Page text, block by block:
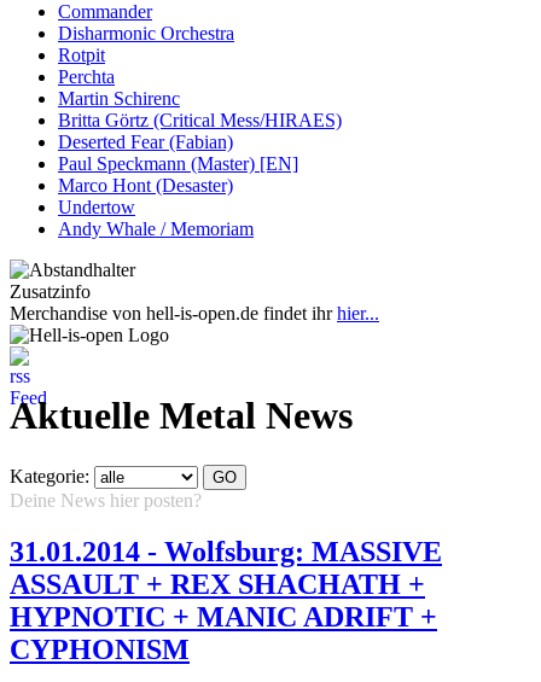
Commander
Disharmonic Orchestra
Rotpit
Perchta
Martin Schirenc
Britta Görtz (Critical Mess/HIRAES)
Deserted Fear (Fabian)
Paul Speckmann (Master) [EN]
Marco Hont (Desaster)
Undertow
Andy Whale / Memoriam
Zusatzinfo
Merchandise von hell-is-open.de findet ihrhier...
Aktuelle Metal News
Kategorie:
Deine News hier posten?
31.01.2014 - Wolfsburg: MASSIVE
ASSAULT + REX SHACHATH +
HYPNOTIC + MANIC ADRIFT +
CYPHONISM